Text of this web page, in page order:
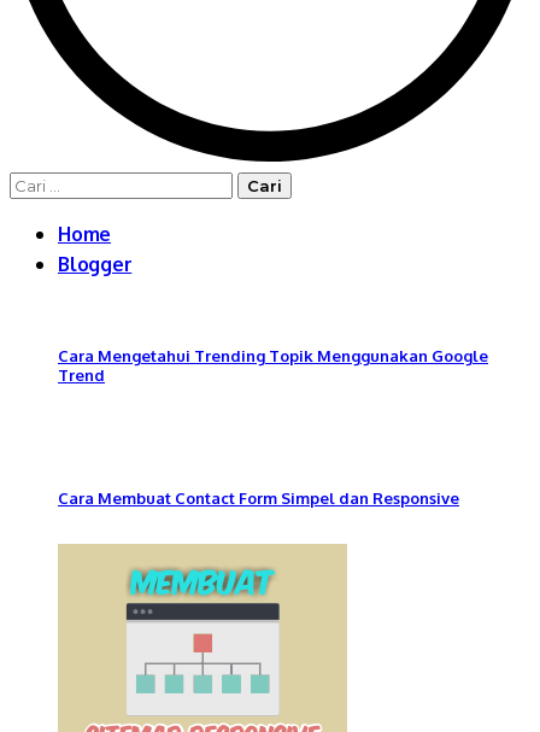
Cari
Home
Blogger
Cara Mengetahui Trending Topik Menggunakan Google
Trend
Cara Membuat Contact Form Simpel dan Responsive